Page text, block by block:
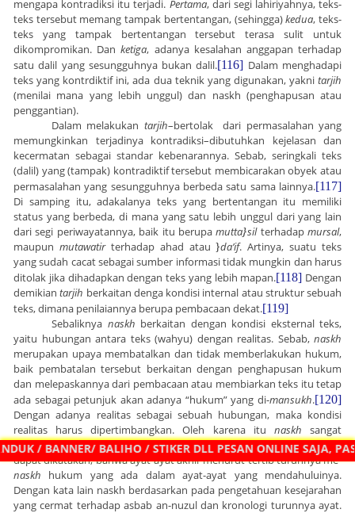
mengapa kontradiksi itu terjadi. Pertama, dari segi lahiriyahnya, teks-
teks tersebut memang tampak bertentangan, (sehingga)kedua, teks-
teks yang tampak bertentangan tersebut terasa sulit untuk
dikompromikan. Danketiga, adanya kesalahan anggapan terhadap
satu dalil yang sesungguhnya bukan dalil.[116] Dalam menghadapi
teks yang kontrdiktif ini, ada dua teknik yang digunakan, yakni tarjih
(menilai mana yang lebih unggul) dan naskh (penghapusan atau
penggantian).
Dalam melakukan tarjih–bertolak dari permasalahan yang
memungkinkan terjadinya kontradiksi–dibutuhkan kejelasan dan
kecermatan sebagai standar kebenarannya. Sebab, seringkali teks
(dalil) yang (tampak) kontradiktif tersebut membicarakan obyek atau
permasalahan yang sesungguhnya berbeda satu sama lainnya.[117]
Di samping itu, adakalanya teks yang bertentangan itu memiliki
status yang berbeda, di mana yang satu lebih unggul dari yang lain
dari segi periwayatannya, baik itu berupamutta}silterhadap mursal,
maupun mutawatirterhadap ahad atau}da’if. Artinya, suatu teks
yang sudah cacat sebagai sumber informasi tidak mungkin dan harus
ditolak jika dihadapkan dengan teks yang lebih mapan.[118] Dengan
demikiantarjih berkaitan denga kondisi internal atau struktur sebuah
teks, dimana penilaiannya berupa pembacaan dekat.[119]
Sebaliknya naskh berkaitan dengan kondisi eksternal teks,
yaitu hubungan antara teks (wahyu) dengan realitas. Sebab, naskh
merupakan upaya membatalkan dan tidak memberlakukan hukum,
baik pembatalan tersebut berkaitan dengan penghapusan hukum
dan melepaskannya dari pembacaan atau membiarkan teks itu tetap
ada sebagai petunjuk akan adanya “hukum” yang di-mansukh.[120]
Dengan adanya realitas sebagai sebuah hubungan, maka kondisi
realitas harus dipertimbangkan. Oleh karena itu naskh sangat
berkaitan denganasbab an-nuzul, di mana suatu pentahapan yang
dapat dikatakan, bahwa ayat-ayat akhir menurut tertib turunnya me-
naskh hukum yang ada dalam ayat-ayat yang mendahuluinya.
Dengan kata lain naskh berdasarkan pada pengetahuan kesejarahan
yang cermat terhadap asbab an-nuzul dan kronologi turunnya ayat.
/ BANNER/ BALIHO / STIKER DLL PESAN ONLINE SAJA,